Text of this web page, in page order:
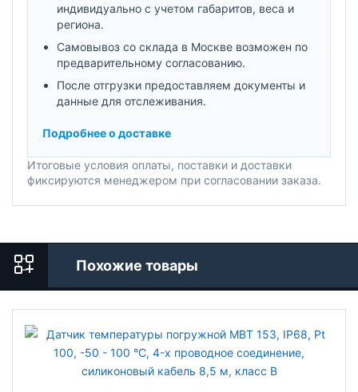
индивидуально с учетом габаритов, веса и
региона.
Самовывоз со склада в Москве возможен по
предварительному согласованию.
После отгрузки предоставляем документы и
данные для отслеживания.
Подробнее о доставке
Итоговые условия оплаты, поставки и доставки
фиксируются менеджером при согласовании заказа.
Похожие товары